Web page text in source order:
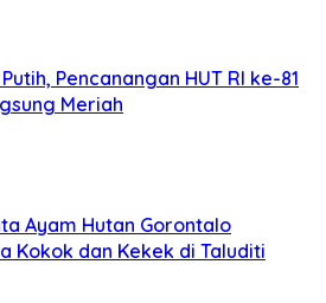
Pencanangan HUT RI ke-81
Meriah
Ayam Hutan Gorontalo
Kokok dan Kekek di Taluditi